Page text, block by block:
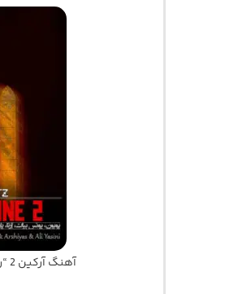
آهنگ آرکین 2 “ریمیکس ترکیبی کردی باحال” لیروی بیتز